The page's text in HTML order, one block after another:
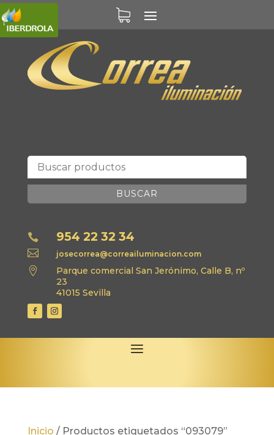
BUSCAR
 954 22 32 34
 josecorrea@correailuminacion.com

Parque comercial San Jerónimo, Calle B, nº
23
41015 Sevilla
Inicio / Productos etiquetados “093079”